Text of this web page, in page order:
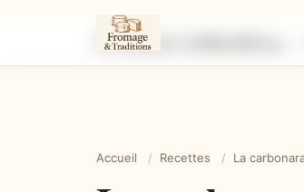
Accueil / Recettes / La